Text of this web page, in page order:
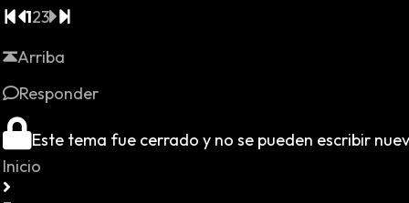
123
Arriba
Responder
Este tema fue cerrado y no se pueden escribir
Inicio